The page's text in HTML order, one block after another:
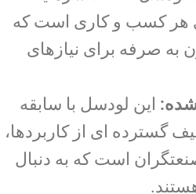
هر کسب و کاری است که
به صرفه برای نیازهای
شده: این لودسل با سابقه
گسترده ای از کاربردها،
است که به دنبال